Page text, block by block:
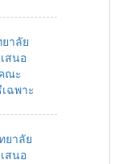
าลัย
สนอ
ณะ
ฉพาะ
ยาลัย
สนอ